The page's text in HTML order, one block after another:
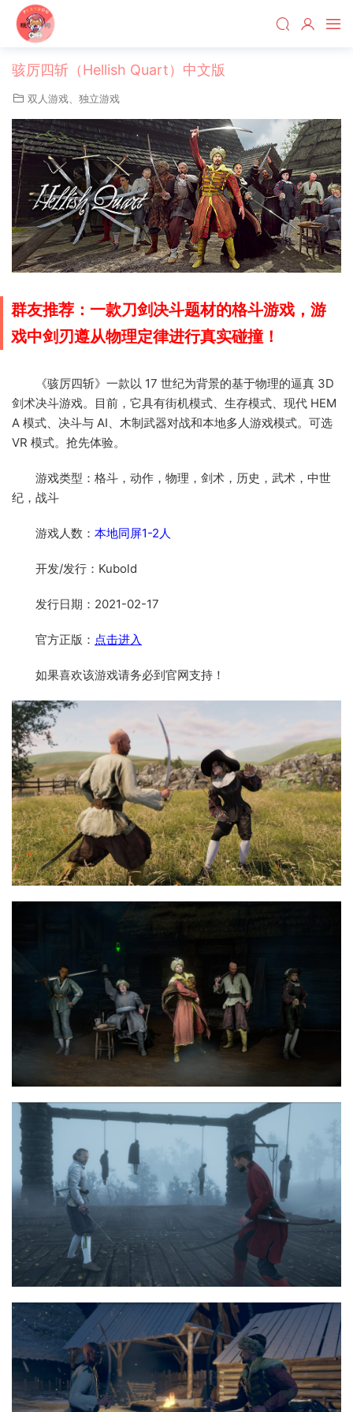
骇厉四斩（Hellish Quart）中文版
双人游戏 独立游戏
群友推荐：一款刀剑决斗题材的格斗游戏，游
戏中剑刃遵从物理定律进行真实碰撞！
《骇厉四斩》一款以 17 世纪为背景的基于物理的逼真 3D
剑术决斗游戏。目前，它具有街机模式、生存模式、现代 HEM
A 模式、决斗与 AI、木制武器对战和本地多人游戏模式。可选
VR 模式。抢先体验。
游戏类型：格斗，动作，物理，剑术，历史，武术，中世
纪，战斗
游戏人数： 本地同屏1-2人
开发/发行： Kubold
发行日期：2021-02-17
官方正版： 点击进入
如果喜欢该游戏请务必到官网支持！